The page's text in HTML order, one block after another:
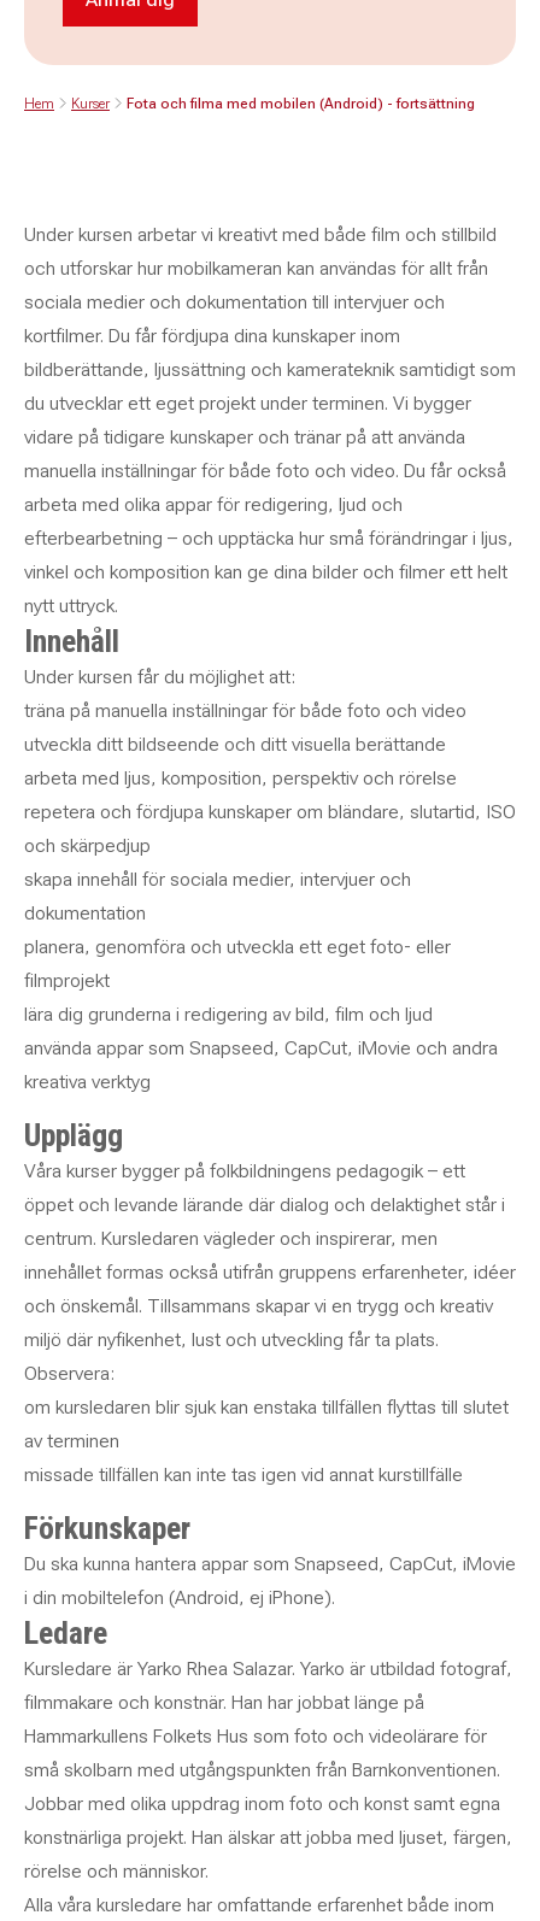
Anmäl dig till Fota och filma med mobilen
Hem Kurser Fota och filma med mobilen (Android) - fortsättning
Under kursen arbetar vi kreativt med både film och stillbild
och utforskar hur mobilkameran kan användas för allt från
sociala medier och dokumentation till intervjuer och
kortfilmer. Du får fördjupa dina kunskaper inom
bildberättande, ljussättning och kamerateknik samtidigt som
du utvecklar ett eget projekt under terminen. Vi bygger
vidare på tidigare kunskaper och tränar på att använda
manuella inställningar för både foto och video. Du får också
arbeta med olika appar för redigering, ljud och
efterbearbetning – och upptäcka hur små förändringar i ljus,
vinkel och komposition kan ge dina bilder och filmer ett helt
nytt uttryck.
Innehåll
Under kursen får du möjlighet att:
träna på manuella inställningar för både foto och video
utveckla ditt bildseende och ditt visuella berättande
arbeta med ljus, komposition, perspektiv och rörelse
repetera och fördjupa kunskaper om bländare, slutartid, ISO
och skärpedjup
skapa innehåll för sociala medier, intervjuer och
dokumentation
planera, genomföra och utveckla ett eget foto- eller
filmprojekt
lära dig grunderna i redigering av bild, film och ljud
använda appar som Snapseed, CapCut, iMovie och andra
kreativa verktyg
Upplägg
Våra kurser bygger på folkbildningens pedagogik – ett
öppet och levande lärande där dialog och delaktighet står i
centrum. Kursledaren vägleder och inspirerar, men
innehållet formas också utifrån gruppens erfarenheter, idéer
och önskemål. Tillsammans skapar vi en trygg och kreativ
miljö där nyfikenhet, lust och utveckling får ta plats.
Observera:
om kursledaren blir sjuk kan enstaka tillfällen flyttas till slutet
av terminen
missade tillfällen kan inte tas igen vid annat kurstillfälle
Förkunskaper
Du ska kunna hantera appar som Snapseed, CapCut, iMovie
i din mobiltelefon (Android, ej iPhone).
Ledare
Kursledare är Yarko Rhea Salazar. Yarko är utbildad fotograf,
filmmakare och konstnär. Han har jobbat länge på
Hammarkullens Folkets Hus som foto och videolärare för
små skolbarn med utgångspunkten från Barnkonventionen.
Jobbar med olika uppdrag inom foto och konst samt egna
konstnärliga projekt. Han älskar att jobba med ljuset, färgen,
rörelse och människor.
Alla våra kursledare har omfattande erfarenhet både inom